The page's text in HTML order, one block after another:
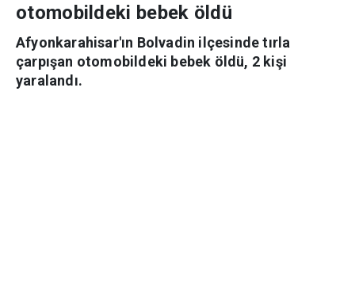
otomobildeki bebek öldü
Afyonkarahisar'ın Bolvadin ilçesinde tırla
çarpışan otomobildeki bebek öldü, 2 kişi
yaralandı.